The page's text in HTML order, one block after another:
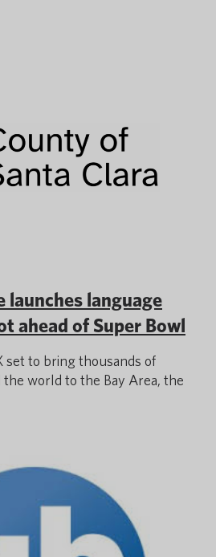
launches language
ahead of Super Bowl
set to bring thousands of
world to the Bay Area, the